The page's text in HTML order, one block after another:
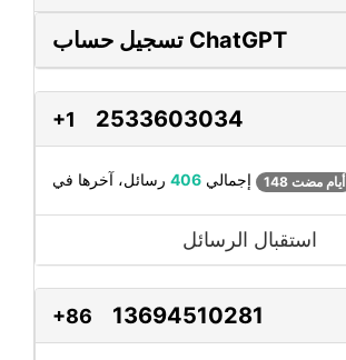
تسجيل حساب ChatGPT
+1 2533603034
إجمالي 406 148 أيام مضت
استقبال الرسائل
+86 13694510281